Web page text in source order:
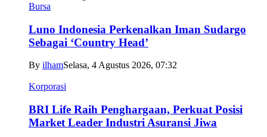
Bursa
Luno Indonesia Perkenalkan Iman Sudargo
Sebagai ‘Country Head’
By ilhamSelasa, 4 Agustus 2026, 07:32
Korporasi
BRI Life Raih Penghargaan, Perkuat Posisi
Market Leader Industri Asuransi Jiwa